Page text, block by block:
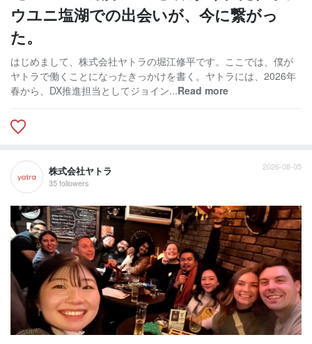
ウユニ塩湖での出会いが、今に繋がっ
た。
はじめまして、株式会社ヤトラの堀江修平です。ここでは、僕が
ヤトラで働くことになったきっかけを書く。ヤトラには、2026年
春から、DX推進担当としてジョイン...Read more
株式会社ヤトラ
35 followers
2026-08-05